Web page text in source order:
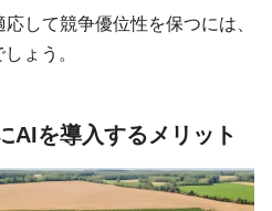
して競争優位性を保つには、
ょう。
AIを導入するメリット